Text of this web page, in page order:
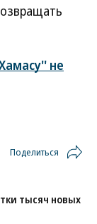
не
Поделиться
тысяч новых